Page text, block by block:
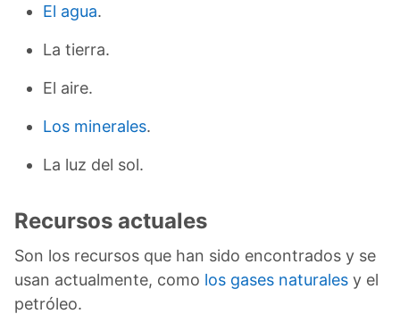
El agua.
La tierra.
El aire.
Los minerales.
La luz del sol.
Recursos actuales
Son los recursos que han sido encontrados y se
usan actualmente, como los gases naturales y el
petróleo.